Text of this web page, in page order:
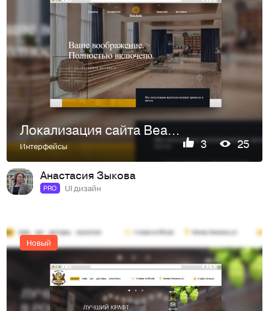
Локализация сайта Beaubois
Интерфейсы 3 25
Анастасия Зыкова
PRO UI дизайн
Новый